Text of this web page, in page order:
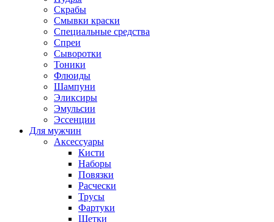
Скрабы
Смывки краски
Специальные средства
Спреи
Сыворотки
Тоники
Флюиды
Шампуни
Эликсиры
Эмульсии
Эссенции
Для мужчин
Аксессуары
Кисти
Наборы
Повязки
Расчески
Трусы
Фартуки
Щетки